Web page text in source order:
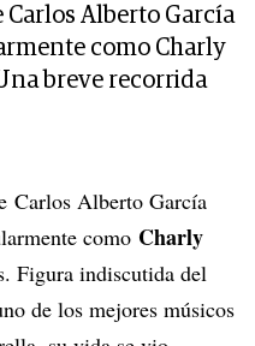
Carlos Alberto García
como Charly
breve recorrida
Carlos Alberto García
como Charly
Figura indiscutida del
de los mejores músicos